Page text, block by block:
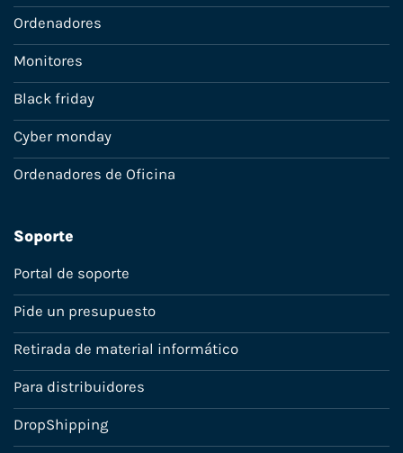
Ordenadores
Monitores
Black friday
Cyber monday
Ordenadores de Oficina
Soporte
Portal de soporte
Pide un presupuesto
Retirada de material informático
Para distribuidores
DropShipping